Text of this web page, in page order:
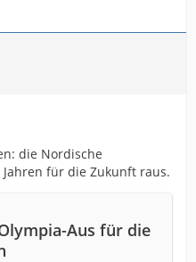
die Nordische
für die Zukunft raus.
Aus für die